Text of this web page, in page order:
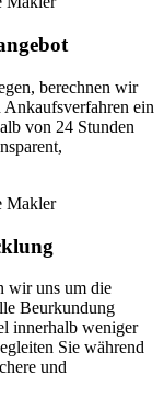
berechnen wir
ein
von 24 Stunden
wir uns um die
Beurkundung
innerhalb weniger
Sie während
und